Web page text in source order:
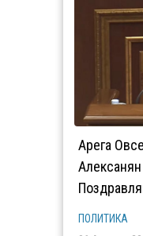
Арега
ПОЛИТИКА